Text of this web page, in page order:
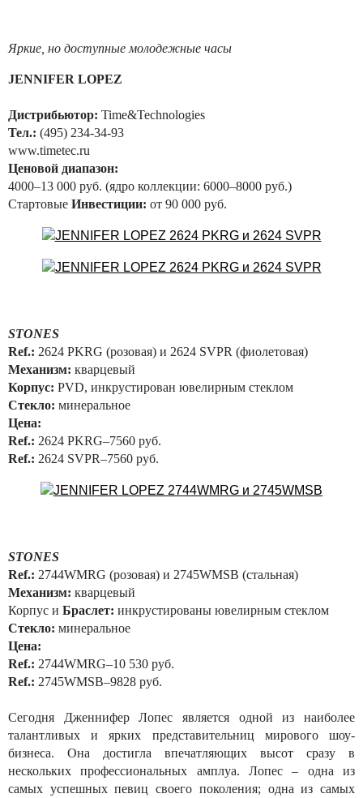
Яркие, но доступные молодежные часы
JENNIFER LOPEZ
Дистрибьютор: Time&Technologies
Тел.: (495) 234-34-93
www.timetec.ru
Ценовой диапазон:
4000–13 000 руб. (ядро коллекции: 6000–8000 руб.)
Стартовые Инвестиции: от 90 000 руб.
STONES
Ref.: 2624 PKRG (розовая) и 2624 SVPR (фиолетовая)
Механизм: кварцевый
Корпус: PVD, инкрустирован ювелирным стеклом
Стекло: минеральное
Цена:
Ref.: 2624 PKRG–7560 руб.
Ref.: 2624 SVPR–7560 руб.
STONES
Ref.: 2744WMRG (розовая) и 2745WMSB (стальная)
Механизм: кварцевый
Корпус и Браслет: инкрустированы ювелирным стеклом
Стекло: минеральное
Цена:
Ref.: 2744WMRG–10 530 руб.
Ref.: 2745WMSB–9828 руб.
Сегодня Дженнифер Лопес является одной из наиболее
талантливых и ярких представительниц мирового шоу-
бизнеса. Она достигла впечатляющих высот сразу в
нескольких профессиональных амплуа. Лопес – одна из
самых успешных певиц своего поколения; одна из самых